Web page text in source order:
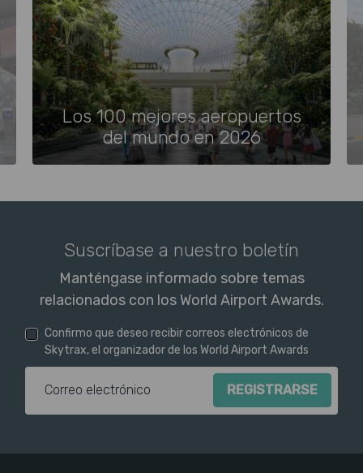
Los 100 mejores aeropuertos
del mundo en 2026
Suscríbase a nuestro boletín
Manténgase informado sobre temas
relacionados con los World Airport Awards.
Confirmo que deseo recibir correos electrónicos de
Skytrax, el organizador de los World Airport Awards
Dirección de correo